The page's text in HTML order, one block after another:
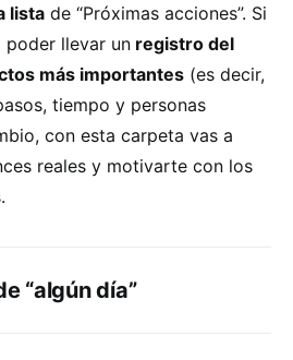
lista de “Próximas acciones”. Si
poder llevar un registro del
más importantes (es decir,
tiempo y personas
con esta carpeta vas a
reales y motivarte con los
“algún día”